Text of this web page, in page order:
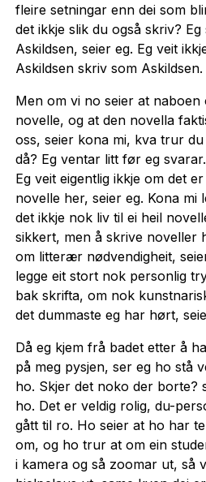
fleire setningar enn dei som
det ikkje slik du også skriv?
Askildsen, seier eg. Eg veit
Askildsen skriv som Askildsen.
Men om vi no seier at
novelle, og at den novella
oss, seier kona mi, kva trur
då? Eg ventar litt før eg svarar.
Eg veit eigentlig ikkje om det
novelle her, seier eg. Kona mi
det ikkje nok liv til ei heil
sikkert, men å skrive noveller
om litterær nødvendigheit,
legge eit stort nok personlig
bak skrifta, om nok
det dummaste eg har hørt,
Då eg kjem frå badet etter å
på meg pysjen, ser eg ho stå
ho. Skjer det noko der borte?
ho. Det er veldig rolig, du-
gått til ro. Ho seier at ho har
om, og ho trur at om ein
i kamera og så zoomar ut, så